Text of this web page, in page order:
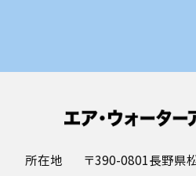
所在地
〒390-0801長野県